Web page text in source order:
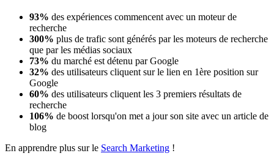
93% des expériences commencent avec un moteur de
recherche
300% plus de trafic sont générés par les moteurs de recherche
que par les médias sociaux
73% du marché est détenu par Google
32% des utilisateurs cliquent sur le lien en 1ère position sur
Google
60% des utilisateurs cliquent les 3 premiers résultats de
recherche
106% de boost lorsqu'on met a jour son site avec un article de
blog
En apprendre plus sur le Search Marketing !